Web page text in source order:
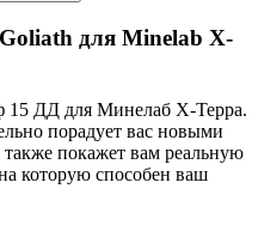
для Minelab X-
15 ДД для Минелаб Х-Терра.
порадует вас новыми
покажет вам реальную
которую способен ваш